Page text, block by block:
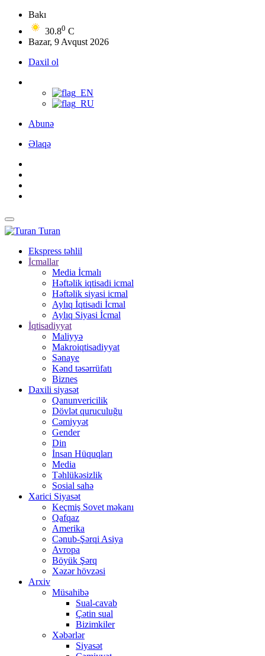
Bakı
30.80 C
Bazar, 9 Avqust 2026
Daxil ol
Abunə
Əlaqə
Turan
Ekspress təhlil
İcmallar
Media İcmalı
Həftəlik iqtisadi icmal
Həftəlik siyasi icmal
Aylıq İqtisadi İcmal
Aylıq Siyasi İcmal
İqtisadiyyat
Maliyyə
Makroiqtisadiyyat
Sənaye
Kənd təsərrüfatı
Biznes
Daxili siyasət
Qanunvericilik
Dövlət quruculuğu
Cəmiyyət
Gender
Din
İnsan Hüquqları
Media
Təhlükəsizlik
Sosial sahə
Xarici Siyasət
Keçmiş Sovet məkanı
Qafqaz
Amerika
Cənub-Şərqi Asiya
Avropa
Böyük Şərq
Xəzər hövzəsi
Arxiv
Müsahibə
Sual-cavab
Çətin sual
Bizimkiler
Xəbərlər
Siyasət